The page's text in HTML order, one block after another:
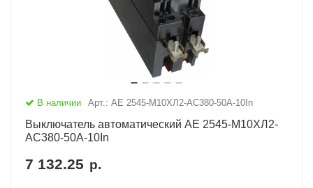
В наличии Арт.: АЕ 2545-М10ХЛ2-AC380-50А-10In
Выключатель автоматический АЕ 2545-М10ХЛ2-
AC380-50А-10In
7 132.25 р.